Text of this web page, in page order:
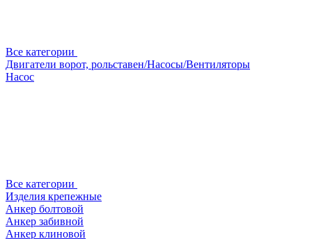
Все категории
Двигатели ворот, рольставен/Насосы/Вентиляторы
Насос
Все категории
Изделия крепежные
Анкер болтовой
Анкер забивной
Анкер клиновой